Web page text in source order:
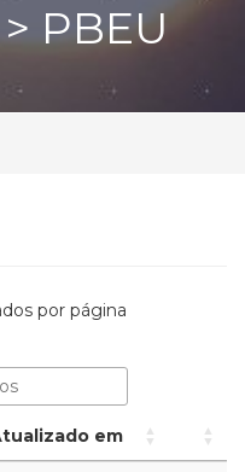
PBEU
por página
em